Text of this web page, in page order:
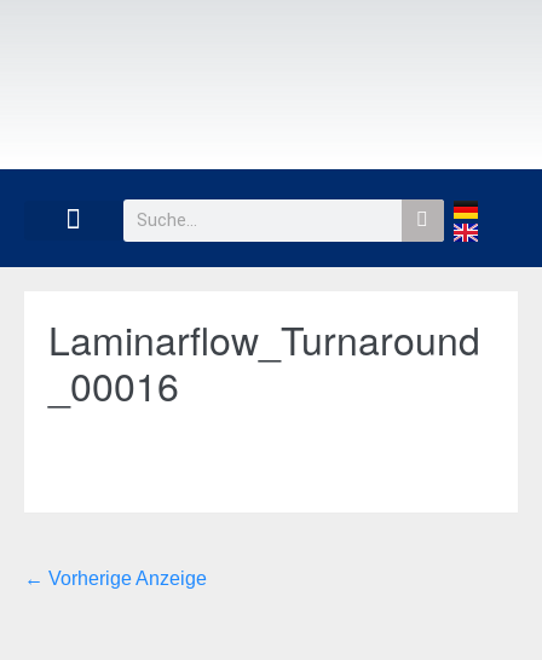
Laminarflow_Turnaround
_00016
← Vorherige Anzeige